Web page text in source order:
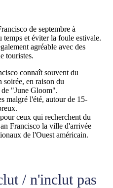
de septembre à
et éviter la foule estivale.
agréable avec des
touristes.
connaît souvent du
en raison du
de "June Gloom".
malgré l'été, autour de 15-
ceux qui recherchent du
Francisco la ville d'arrivée
de l'Ouest américain.
/ n'inclut pas